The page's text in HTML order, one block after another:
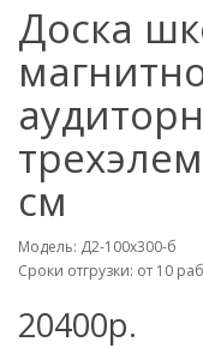
Доска
см
Модель: Д2-100х300-б
Сроки отгрузки: от 10
20400р.